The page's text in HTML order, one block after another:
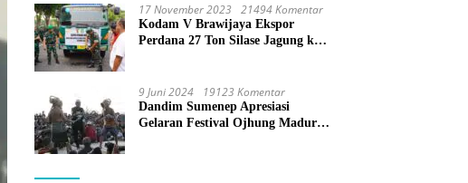
17 November 2023 21494 Komentar
Kodam V Brawijaya Ekspor
Perdana 27 Ton Silase Jagung ke
9 Juni 2024 19123 Komentar
Dandim Sumenep Apresiasi
Gelaran Festival Ojhung Madura